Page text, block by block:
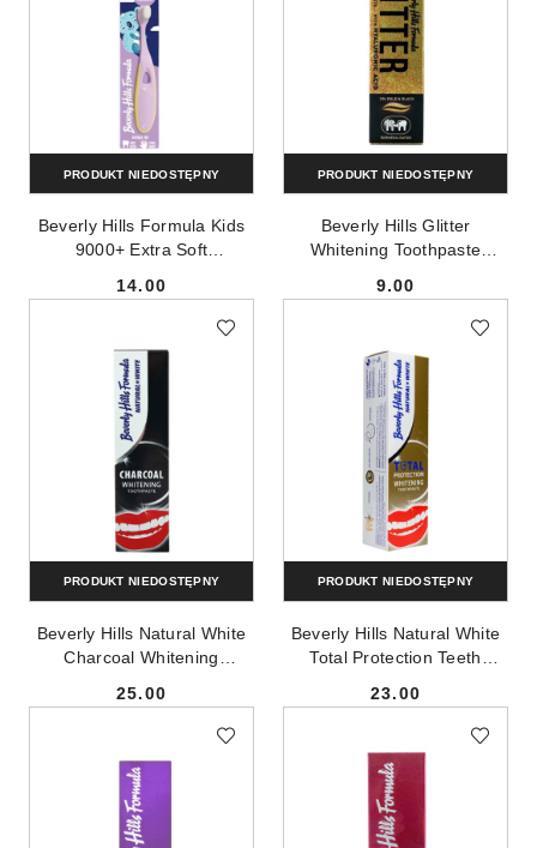
Beverly Hills Formula Kids
9000+ Extra Soft
dzieci Fioletowa
Cena:
14.00
PRODUKT NIEDOSTĘPNY
Beverly Hills Glitter
Whitening Toothpaste
100mlCena:
9.00
PRODUKT NIEDOSTĘPNY
Beverly Hills Natural White
Charcoal Whitening
pasta do zębów z węglem
Cena:
25.00
PRODUKT NIEDOSTĘPNY
Beverly Hills Natural White
Total Protection Teeth
wybielająca pasta do zębów
Cena:
23.00
PRODUKT NIEDOSTĘPNY